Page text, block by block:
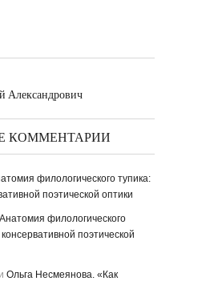
Александрович
КОММЕНТАРИИ
филологического тупика:
поэтической оптики
Анатомия филологического
поэтической
Ольга Несмеянова. «Как